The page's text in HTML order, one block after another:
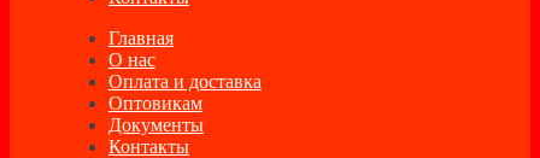
Главная
О нас
Оплата и доставка
Оптовикам
Документы
Контакты